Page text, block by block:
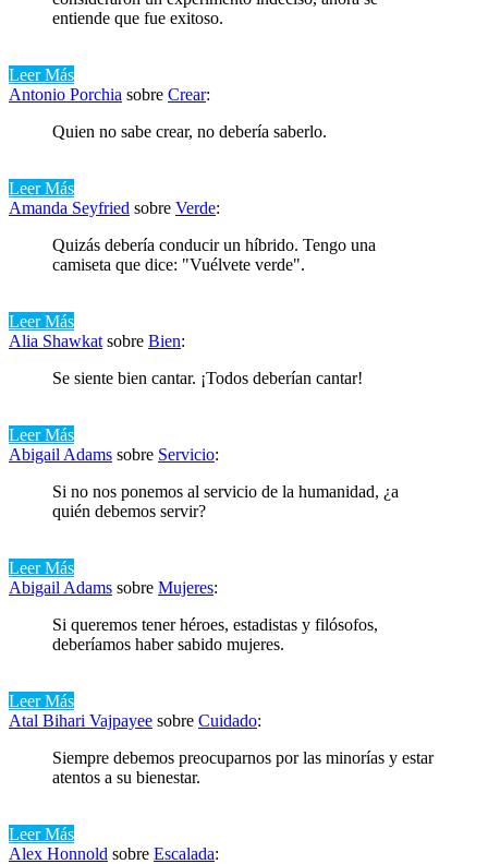
entiende que fue exitoso.
Leer Más
Antonio Porchia sobre Crear:
Quien no sabe crear, no debería saberlo.
Leer Más
Amanda Seyfried sobre Verde:
Quizás debería conducir un híbrido. Tengo una
camiseta que dice: "Vuélvete verde".
Leer Más
Alia Shawkat sobre Bien:
Se siente bien cantar. ¡Todos deberían cantar!
Leer Más
Abigail Adams sobre Servicio:
Si no nos ponemos al servicio de la humanidad, ¿a
quién debemos servir?
Leer Más
Abigail Adams sobre Mujeres:
Si queremos tener héroes, estadistas y filósofos,
deberíamos haber sabido mujeres.
Leer Más
Atal Bihari Vajpayee sobre Cuidado:
Siempre debemos preocuparnos por las minorías y estar
atentos a su bienestar.
Leer Más
Alex Honnold sobre Escalada: